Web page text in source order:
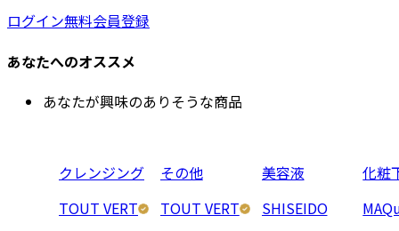
ログイン無料会員登録
あなたへのオススメ
あなたが興味のありそうな商品
クレンジング
TOUT VERT
その他
TOUT VERT
美容液
SHISEIDO
化粧